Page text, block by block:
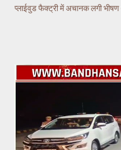
प्लाईवुड फैक्ट्री में अचानक लगी